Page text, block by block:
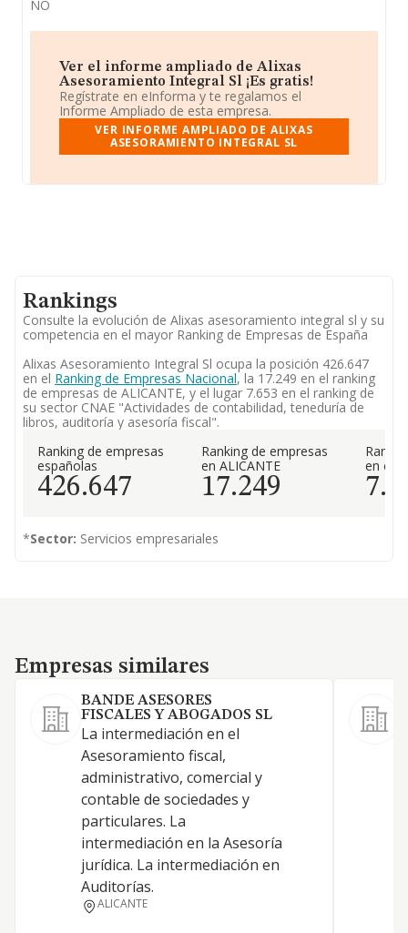
NO
Ver el informe ampliado de Alixas
Asesoramiento Integral Sl ¡Es gratis!
Regístrate en eInforma y te regalamos el
Informe Ampliado de esta empresa.
VER INFORME AMPLIADO DE ALIXAS
ASESORAMIENTO INTEGRAL SL
Rankings
Consulte la evolución de Alixas asesoramiento integral sl y su
competencia en el mayor Ranking de Empresas de España
Alixas Asesoramiento Integral Sl ocupa la posición 426.647
en el Ranking de Empresas Nacional, la 17.249 en el ranking
de empresas de ALICANTE, y el lugar 7.653 en el ranking de
su sector CNAE "Actividades de contabilidad, teneduría de
libros, auditoría y asesoría fiscal".
Ranking de empresas
españolas
426.647
Ranking de empresas
en ALICANTE
17.249
en el
*Sector: Servicios empresariales
Empresas similares
Empresas similares
BANDE ASESORES
FISCALES Y ABOGADOS SL
La intermediación en el
Asesoramiento fiscal,
administrativo, comercial y
contable de sociedades y
particulares. La
intermediación en la Asesoría
jurídica. La intermediación en
Auditorías.
ALICANTE